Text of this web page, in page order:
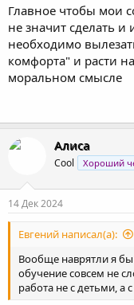
Главное чтобы мои
не значит сделать
необходимо
комфорта" и расти
моральном смысле
Алиса
Cool Хороший
14 Дек 2024
Евгений написал(а):
Вообще наврятли я
обучение совсем не
работа не с детьми, а